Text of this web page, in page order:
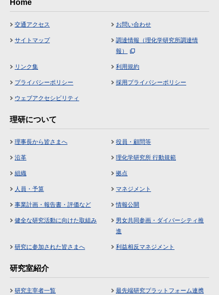
Home
交通アクセス お問い合わせ
サイトマップ
調達情報（理化学研究所調達情
報）
リンク集 利用規約
プライバシーポリシー 採用プライバシーポリシー
ウェブアクセシビリティ
理研について
理事長から皆さまへ 役員・顧問等
沿革 理化学研究所 行動規範
組織 拠点
人員・予算 マネジメント
事業計画・報告書・評価など 情報公開
健全な研究活動に向けた取組み
男女共同参画・ダイバーシティ推
進
研究に参加された皆さまへ 利益相反マネジメント
研究室紹介
研究主宰者一覧
最先端研究プラットフォーム連携